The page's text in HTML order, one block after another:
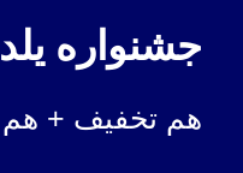
جشنواره
هم تخفیف + هم